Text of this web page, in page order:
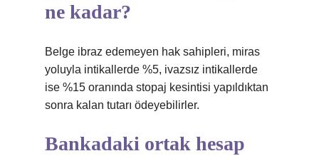
ne kadar?
Belge ibraz edemeyen hak sahipleri, miras
yoluyla intikallerde %5, ivazsız intikallerde
ise %15 oranında stopaj kesintisi yapıldıktan
sonra kalan tutarı ödeyebilirler.
Bankadaki ortak hesap